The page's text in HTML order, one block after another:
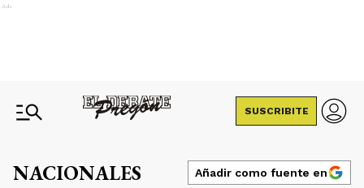
Ads
SUSCRIBITE
NACIONALES Añadir como fuente en